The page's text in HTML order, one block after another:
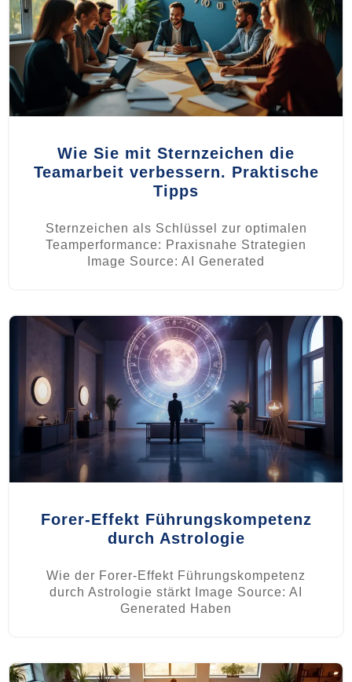
Wie Sie mit Sternzeichen die
Teamarbeit verbessern. Praktische
Tipps
Sternzeichen als Schlüssel zur optimalen
Teamperformance: Praxisnahe Strategien
Image Source: AI Generated
Forer-Effekt Führungskompetenz
durch Astrologie
Wie der Forer-Effekt Führungskompetenz
durch Astrologie stärkt Image Source: AI
Generated Haben